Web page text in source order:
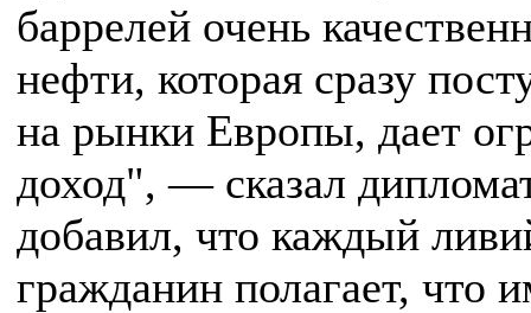
баррелей очень
нефти, которая сразу
на рынки Европы, дает
доход", — сказал
добавил, что каждый
гражданин полагает, что